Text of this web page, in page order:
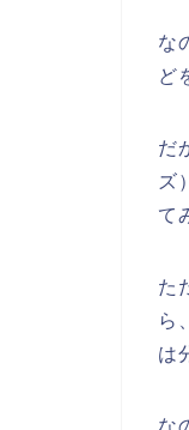
な
ど
だ
ズ
て
た
ら
は